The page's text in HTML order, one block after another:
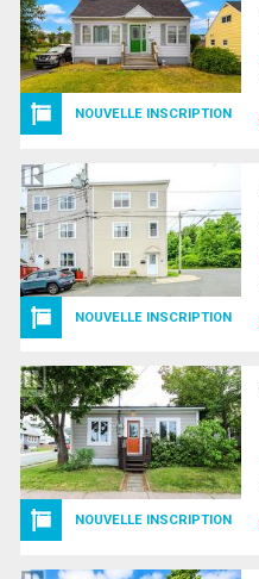
NOUVELLE INSCRIPTION
NOUVELLE INSCRIPTION
NOUVELLE INSCRIPTION